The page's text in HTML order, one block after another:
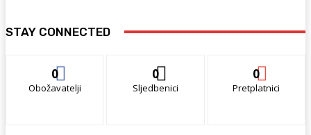
STAY CONNECTED
0
Obožavatelji
0
Sljedbenici
0
Pretplatnici